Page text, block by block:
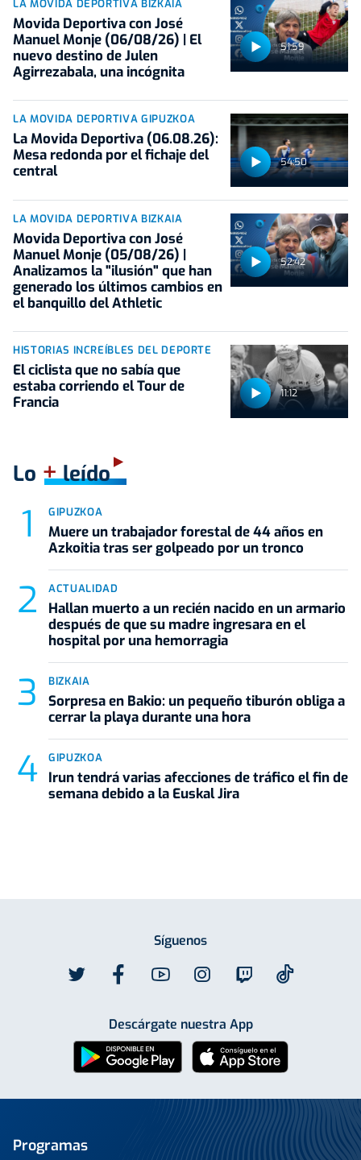
51:59
LA MOVIDA DEPORTIVA BIZKAIA
Movida Deportiva con José
Manuel Monje (06/08/26) | El
nuevo destino de Julen
Agirrezabala, una incógnita
54:50
LA MOVIDA DEPORTIVA GIPUZKOA
La Movida Deportiva (06.08.26):
Mesa redonda por el fichaje del
central
52:42
LA MOVIDA DEPORTIVA BIZKAIA
Movida Deportiva con José
Manuel Monje (05/08/26) |
Analizamos la "ilusión" que han
generado los últimos cambios en
el banquillo del Athletic
11:12
HISTORIAS INCREÍBLES DEL DEPORTE
El ciclista que no sabía que
estaba corriendo el Tour de
Francia
Lo +leído
GIPUZKOA
Muere un trabajador forestal de 44 años en
Azkoitia tras ser golpeado por un tronco
ACTUALIDAD
Hallan muerto a un recién nacido en un armario
después de que su madre ingresara en el
hospital por una hemorragia
BIZKAIA
Sorpresa en Bakio: un pequeño tiburón obliga a
cerrar la playa durante una hora
GIPUZKOA
Irun tendrá varias afecciones de tráfico el fin de
semana debido a la Euskal Jira
Síguenos
Descárgate nuestra App
Programas